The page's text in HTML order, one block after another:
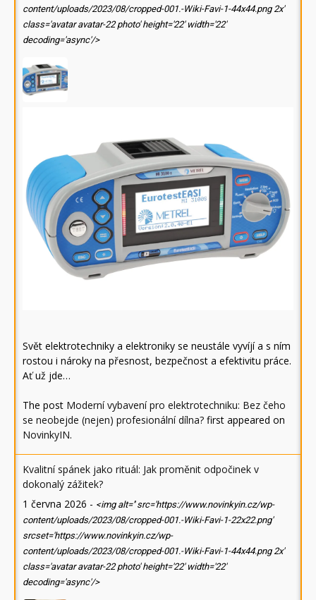
content/uploads/2023/08/cropped-001.-Wiki-Favi-1-44x44.png 2x'
class='avatar avatar-22 photo' height='22' width='22'
decoding='async'/>
Svět elektrotechniky a elektroniky se neustále vyvíjí a s ním
rostou i nároky na přesnost, bezpečnost a efektivitu práce.
Ať už jde…
The post Moderní vybavení pro elektrotechniku: Bez čeho
se neobejde (nejen) profesionální dílna? first appeared on
NovinkyIN.
Kvalitní spánek jako rituál: Jak proměnit odpočinek v
dokonalý zážitek?
1 června 2026 - <img alt='' src='https://www.novinkyin.cz/wp-
content/uploads/2023/08/cropped-001.-Wiki-Favi-1-22x22.png'
srcset='https://www.novinkyin.cz/wp-
content/uploads/2023/08/cropped-001.-Wiki-Favi-1-44x44.png 2x'
class='avatar avatar-22 photo' height='22' width='22'
decoding='async'/>